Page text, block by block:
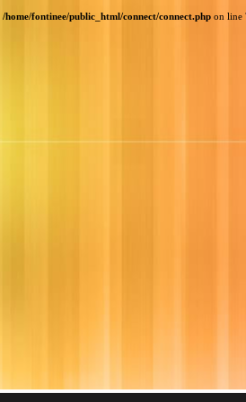
/home/fontinee/public_html/connect/connect.php on line